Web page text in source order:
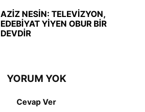
AZİZ NESİN: TELEVİZYON,
EDEBİYAT YİYEN OBUR BİR
DEVDİR
YORUM YOK
Cevap Ver